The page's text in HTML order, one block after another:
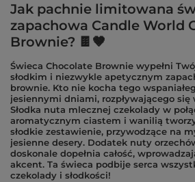
Jak pachnie limitowana
zapachowa Candle World
Brownie? 🍫🤎
Świeca Chocolate Brownie wypełni
słodkim i niezwykle apetycznym
brownie. Kto nie kocha tego
jesiennymi dniami, rozpływającego się
Słodka nuta mlecznej czekolady w
aromatycznym ciastem i wanilią
słodkie zestawienie, przywodzące na
jesienne desery. Dodatek nuty
doskonale dopełnia całość,
akcent. Ta świeca podbije serca
czekolady i słodkości!